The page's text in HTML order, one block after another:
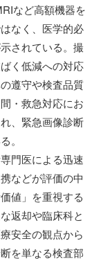
など高額機器を
なく、医学的必
されている。撮
く低減への対応
遵守や検査品質
・救急対応にお
、緊急画像診断
。
門医による迅速
などが評価の中
値」を重視する
返却や臨床科と
安全の観点から
を単なる検査部